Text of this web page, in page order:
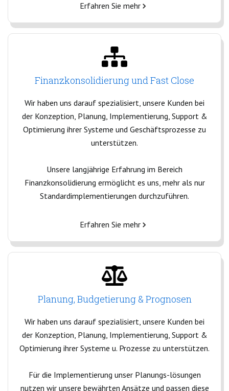
Erfahren Sie mehr
Finanzkonsolidierung und Fast Close
Wir haben uns darauf spezialisiert, unsere Kunden bei
der Konzeption, Planung, Implementierung, Support &
Optimierung ihrer Systeme und Geschäftsprozesse zu
unterstützen.
Unsere langjährige Erfahrung im Bereich
Finanzkonsolidierung ermöglicht es uns, mehr als nur
Standardimplementierungen durchzuführen.
Erfahren Sie mehr
Planung, Budgetierung & Prognosen
Wir haben uns darauf spezialisiert, unsere Kunden bei
der Konzeption, Planung, Implementierung, Support &
Optimierung ihrer Systeme u. Prozesse zu unterstützen.
Für die Implementierung unser Planungs-lösungen
nutzen wir unsere bewährten Ansätze und passen diese